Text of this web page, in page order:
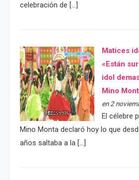
celebración de […]
Matices
«Están
idol
Mino
en 2
El célebre
Mino Monta declaró hoy lo que
años saltaba a la […]